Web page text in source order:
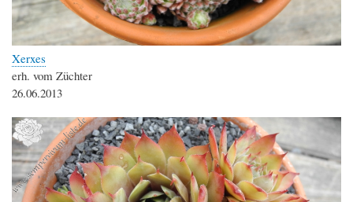
Xerxes
erh. vom Züchter
26.06.2013